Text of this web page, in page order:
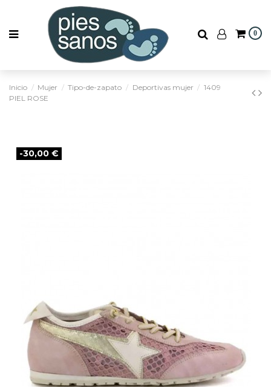
0
Inicio Mujer Tipo-de-zapato Deportivas mujer
1409
PIEL ROSE
-30,00 €